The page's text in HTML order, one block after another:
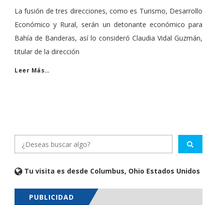
La fusión de tres direcciones, como es Turismo, Desarrollo
Económico y Rural, serán un detonante económico para
Bahía de Banderas, así lo consideró Claudia Vidal Guzmán,
titular de la dirección
Leer Más…
Tu visita es desde Columbus, Ohio Estados Unidos
PUBLICIDAD